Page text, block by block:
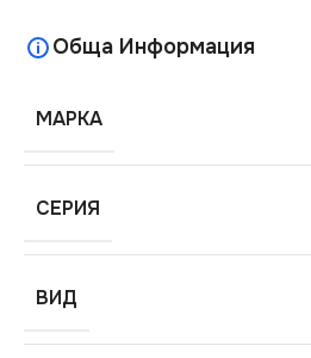
Обща Информация
МАРКА
СЕРИЯ
ВИД